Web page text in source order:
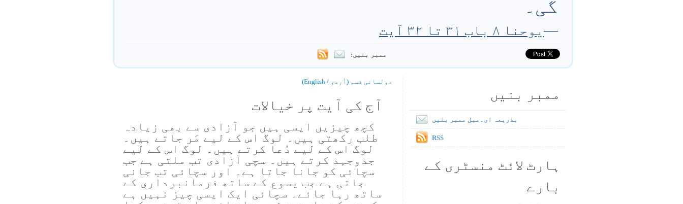
گی۔
—یوحنا ۸ باب ۳۱ تا ۳۲ آیت
ممبر بنیں:
دولسانی قسم (اُردو / English)
آج کی آیت پر خیالات
کچھ چیزیں ایسی ہیں جو آزادی سے بھی زیادہ
طلب رکھتی ہیں۔ لوگ اس کے لیے مَر جاتے ہیں۔
لوگ اس کے لیے دُعا کرتے ہیں۔ لوگ اس کے لیے
جدوجہد کرتے ہیں۔ سچی آزادی تب ملتی ہے جب
سچائی کو جانا جاتا ہے۔ اور سچائی تب جانی
جاتی ہے جب یسوع کے ساتھ فرمانبرداری کے
ساتھ رہا جائے۔ سچائی ایک ایسی چیز نہیں ہے
ممبر بنیں
بذریعہ ای۔میل ممبر بنیں
RSS
ہارٹ لائٹ منسٹری کے
بارے